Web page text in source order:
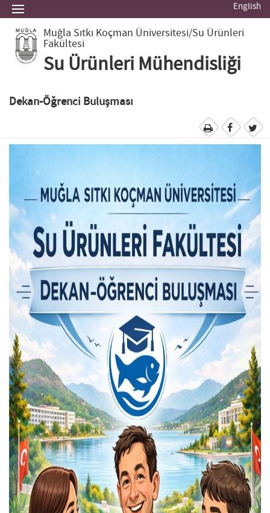
English
Muğla Sıtkı Koçman Üniversitesi/Su Ürünleri
Fakültesi
Su Ürünleri Mühendisliği
Dekan-Öğrenci Buluşması